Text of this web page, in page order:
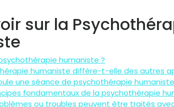
sur la
humaniste ?
humaniste diffère-t-elle des autres
une séance de psychothérapie
fondamentaux de la psychothérapie
ou troubles peuvent être traités